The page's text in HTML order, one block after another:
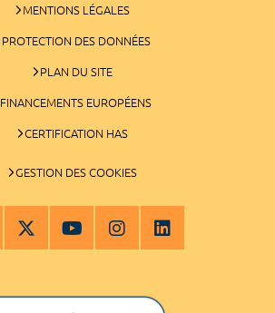
MENTIONS LÉGALES
PROTECTION DES DONNÉES
PLAN DU SITE
FINANCEMENTS EUROPÉENS
CERTIFICATION HAS
GESTION DES COOKIES